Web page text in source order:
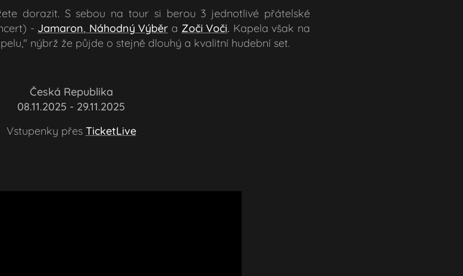
dorazit. S sebou na tour si berou 3 jednotlivé přátelské
- Jamaron, Náhodný Výběr a Zoči Voči. Kapela však na
nýbrž že půjde o stejně dlouhý a kvalitní hudební set.
📍 Česká Republika
📅 08.11.2025 - 29.11.2025
Vstupenky přes TicketLive